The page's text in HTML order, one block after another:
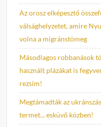
Az orosz elképesztő
válsághelyzetet, amire
volna a migránstömeg
Másodlagos robbanások
használt plázákat is
rezsim!
Megtámadták az
termet... esküvő közben!